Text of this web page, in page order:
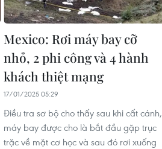
Mexico: Rơi máy bay cỡ
nhỏ, 2 phi công và 4 hành
khách thiệt mạng
17/01/2025 05:29
Điều tra sơ bộ cho thấy sau khi cất cánh,
máy bay được cho là bắt đầu gặp trục
trặc về mặt cơ học và sau đó rơi xuống